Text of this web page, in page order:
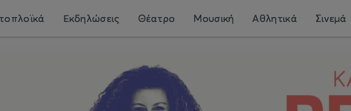
Εκδηλώσεις Θέατρο Μουσική Αθλητικά Σινεμά